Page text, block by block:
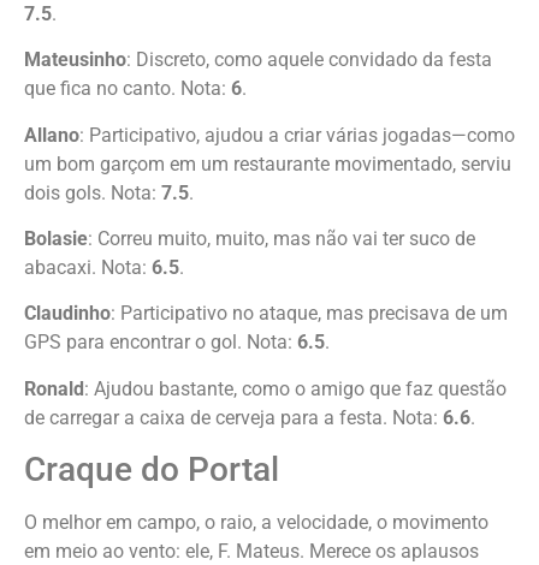
7.5.
Mateusinho: Discreto, como aquele convidado da festa
que fica no canto. Nota: 6.
Allano: Participativo, ajudou a criar várias jogadas—como
um bom garçom em um restaurante movimentado, serviu
dois gols. Nota: 7.5.
Bolasie: Correu muito, muito, mas não vai ter suco de
abacaxi. Nota: 6.5.
Claudinho: Participativo no ataque, mas precisava de um
GPS para encontrar o gol. Nota: 6.5.
Ronald: Ajudou bastante, como o amigo que faz questão
de carregar a caixa de cerveja para a festa. Nota: 6.6.
Craque do Portal
O melhor em campo, o raio, a velocidade, o movimento
em meio ao vento: ele, F. Mateus. Merece os aplausos